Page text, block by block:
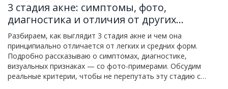
3 стадия акне: симптомы, фото,
диагностика и отличия от других
степеней
Разбираем, как выглядит 3 стадия акне и чем она
принципиально отличается от легких и средних форм.
Подробно рассказываю о симптомах, диагностике,
визуальных признаках — со фото-примерами. Обсудим
реальные критерии, чтобы не перепутать эту стадию с